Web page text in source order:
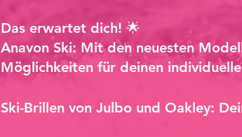
Das erwartet dich! 🌟
Anavon Ski: Mit den neuesten
Möglichkeiten für deinen
Ski-Brillen von Julbo und Oakley: